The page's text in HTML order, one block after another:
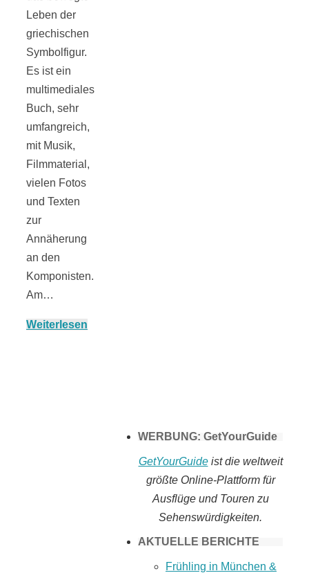
Leben der
griechischen
Symbolfigur.
Es ist ein
multimediales
Buch, sehr
umfangreich,
mit Musik,
Filmmaterial,
vielen Fotos
und Texten
zur
Annäherung
an den
Komponisten.
Am…
Weiterlesen
WERBUNG: GetYourGuide
GetYourGuideist die weltweit
größte Online-Plattform für
Ausflüge und Touren zu
Sehenswürdigkeiten.
AKTUELLE BERICHTE
Frühling in München &